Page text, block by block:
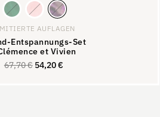
AUFLAGEN
Entspannungs-Set
et Vivien
67,70€ 54,20€